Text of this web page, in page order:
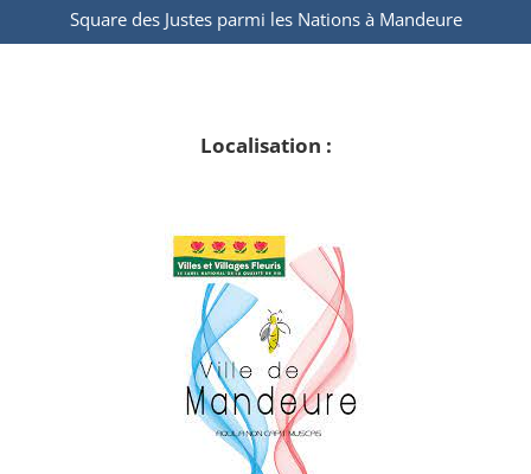
Square des Justes parmi les Nations à Mandeure
Localisation :